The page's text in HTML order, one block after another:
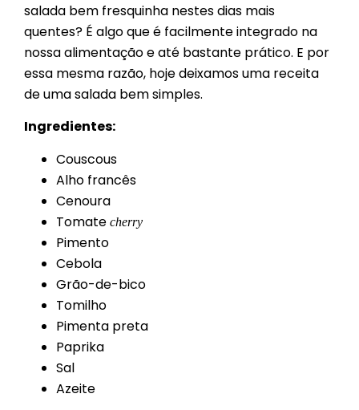
salada bem fresquinha nestes dias mais
quentes? É algo que é facilmente integrado na
nossa alimentação e até bastante prático. E por
essa mesma razão, hoje deixamos uma receita
de uma salada bem simples.
Ingredientes:
Couscous
Alho francês
Cenoura
Tomate cherry
Pimento
Cebola
Grão-de-bico
Tomilho
Pimenta preta
Paprika
Sal
Azeite